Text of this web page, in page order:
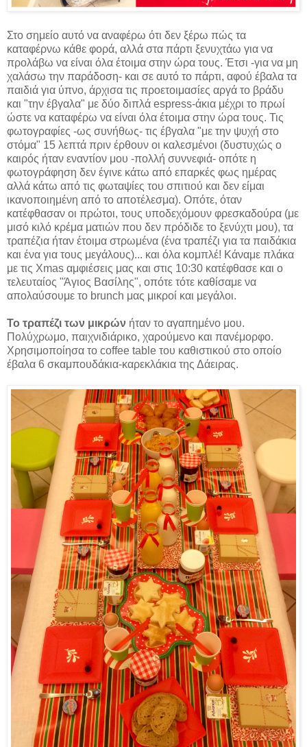
Στο σημείο αυτό να αναφέρω ότι δεν ξέρω πώς τα
καταφέρνω κάθε φορά, αλλά στα πάρτι ξενυχτάω για να
προλάβω να είναι όλα έτοιμα στην ώρα τους. Έτσι -για να μη
χαλάσω την παράδοση- και σε αυτό το πάρτι, αφού έβαλα τα
παιδιά για ύπνο, άρχισα τις προετοιμασίες αργά το βράδυ
και "την έβγαλα" με δύο διπλά espress-άκια μέχρι το πρωί
ώστε να καταφέρω να είναι όλα έτοιμα στην ώρα τους. Τις
φωτογραφίες -ως συνήθως- τις έβγαλα "με την ψυχή στο
στόμα" 15 λεπτά πριν έρθουν οι καλεσμένοι (δυστυχώς ο
καιρός ήταν εναντίον μου -πολλή συννεφιά- οπότε η
φωτογράφηση δεν έγινε κάτω από επαρκές φως ημέρας
αλλά κάτω από τις φωταψίες του σπιτιού και δεν είμαι
ικανοποιημένη από το αποτέλεσμα). Οπότε, όταν
κατέφθασαν οι πρώτοι, τους υποδεχόμουν φρεσκαδούρα (με
μισό κιλό κρέμα ματιών που δεν πρόδιδε το ξενύχτι μου), τα
τραπέζια ήταν έτοιμα στρωμένα (ένα τραπέζι για τα παιδάκια
και ένα για τους μεγάλους)... και όλα κομπλέ! Κάναμε πλάκα
με τις Xmas αμφιέσεις μας και στις 10:30 κατέφθασε και ο
τελευταίος "Άγιος Βασίλης", oπότε τότε καθίσαμε να
απολαύσουμε το brunch μας μικροί και μεγάλοι.
Το τραπέζι των μικρών ήταν το αγαπημένο μου.
Πολύχρωμο, παιχνιδιάρικο, χαρούμενο και πανέμορφο.
Χρησιμοποίησα το coffee table του καθιστικού στο οποίο
έβαλα 6 σκαμπουδάκια-καρεκλάκια της Δάειρας.